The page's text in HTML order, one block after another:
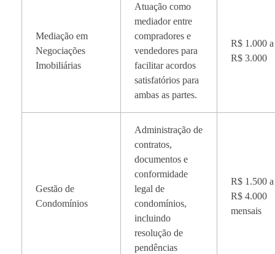
Mediação em
Negociações
Imobiliárias
Atuação como
mediador entre
compradores e
vendedores para
facilitar acordos
satisfatórios para
ambas as partes.
R$ 1.000 a
R$ 3.000
Gestão de
Condomínios
Administração de
contratos,
documentos e
conformidade
legal de
condomínios,
incluindo
resolução de
pendências
R$ 1.500 a
R$ 4.000
mensais